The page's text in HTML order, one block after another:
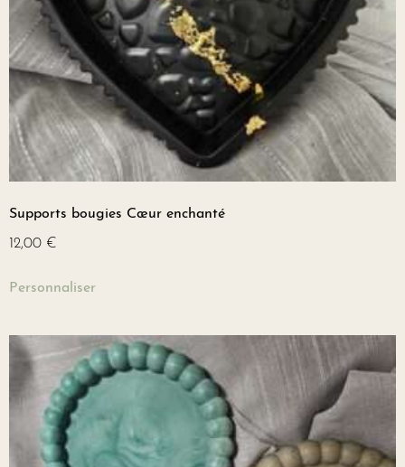
Supports bougies Cœur enchanté
12,00 €
Personnaliser